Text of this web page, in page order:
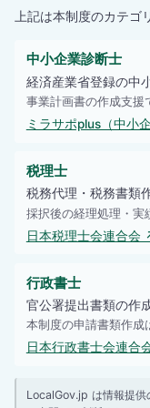
上記は本制度のカテ
中小企業診断士
経済産業省登録の中
事業計画書の作成支援
ミラサポplus（中小
税理士
税務代理・税務書類
採択後の経理処理・実
日本税理士会連合会
行政書士
官公署提出書類の作
本制度の申請書類作成
日本行政書士会連合
LocalGov.jp は情報提供